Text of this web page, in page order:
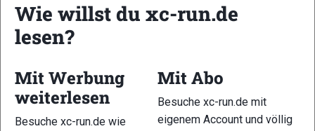
55 56
58
Wie willst du xc-run.de
lesen?
Mit Werbung
weiterlesen
Besuche xc-run.de wie
Mit Abo
Besuche xc-run.de mit
eigenem Account und völlig